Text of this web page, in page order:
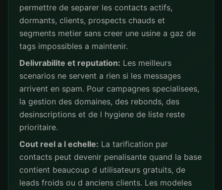
permettre de separer les contacts actifs,
dormants, clients, prospects chauds et
segments metier sans creer une usine a gaz de
tags impossibles a maintenir.
Delivrabilite et reputation: Les meilleurs
scenarios ne servent a rien si les messages
arrivent en spam. Pour campagnes specialisees,
la gestion des domaines, des rebonds, des
desinscriptions et de l hygiene de liste reste
prioritaire.
Cout reel a l echelle: La tarification par
contacts peut devenir penalisante quand la base
contient beaucoup d utilisateurs gratuits, de
leads froids ou d anciens clients. Les modeles